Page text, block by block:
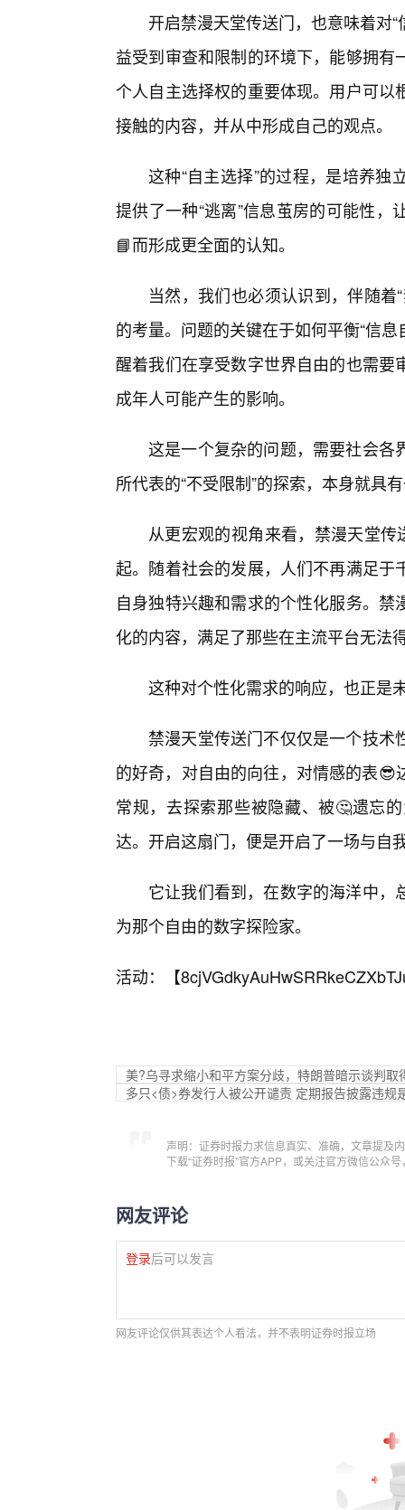
开启禁漫天堂传送门，也意味着对
益受到审查和限制的环境下，能够拥
个人自主选择权的重要体现。用户可
接触的内容，并从中形成自己的观点。
这种“自主选择”的过程，是培养
提供了一种“逃离”信息茧房的可能性
📘而形成更全面的认知。
当然，我们也必须认识到，伴随
的考量。问题的关键在于如何平衡“信
醒着我们在享受数字世界自由的也需
成年人可能产生的影响。
这是一个复杂的问题，需要社会各
所代表的“不受限制”的探索，本身就具
从更宏观的视角来看，禁漫天堂传
起。随着社会的发展，人们不再满足
自身独特兴趣和需求的个性化服务。
化的内容，满足了那些在主流平台无法
这种对个性化需求的响应，也正是
禁漫天堂传送门不仅仅是一个技
的好奇，对自由的向往，对情感的表
常规，去探索那些被隐藏、被🤔遗忘
达。开启这扇门，便是开启了一场与自
它让我们看到，在数字的海洋中
为那个自由的数字探险家。
活动：【
美?乌寻求缩小和平方案分歧，特朗普暗示谈判取
多只<债>券发行人被公开谴责 定期报告披露违规
声明：证券时报力求信息真实、准确，文章提及
下载“证券时报”官方APP，或关注官方微信公众
网友评论
登录后可以发言
网友评论仅供其表达个人看法，并不表明证券时报立场